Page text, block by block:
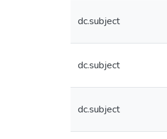
dc.subject
dc.subject
dc.subject